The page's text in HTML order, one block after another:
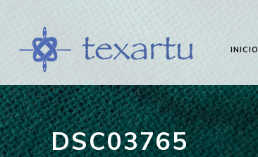
INICIO
DSC03765